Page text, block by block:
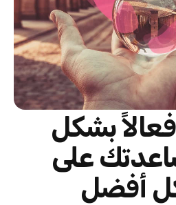
فعالاً بشكل
على
أفضل